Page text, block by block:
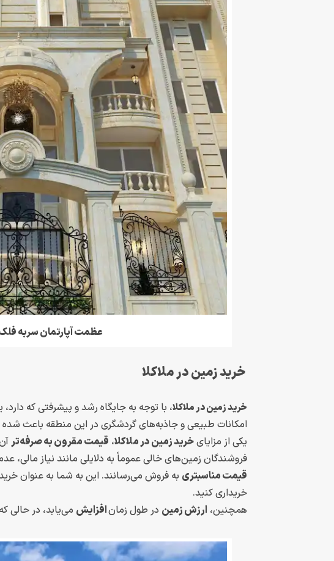
عظمت آپارتمان سربه
خرید زمین در ملاکلا
خرید زمین در ملاکلا، با توجه به جایگاه رشد و پیشرفتی که
امکانات طبیعی و جاذبه‌های گردشگری در این منطقه باعث
یکی از مزایایخرید زمین در ملاکلا، قیمت مقرون به صرفه‌تر
فروشندگان زمین‌های خالی عموماً به دلایلی مانند نیاز مالی،
قیمت مناسبتری به فروش می‌رسانند. این به شما به عنوان
خریداری کنید.
همچنین، ارزش زمین در طول زمانافزایش می‌یابد، در حالی